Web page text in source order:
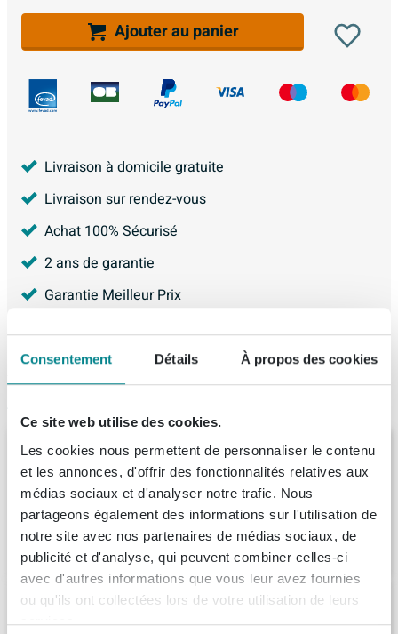
Consentement Détails À propos des cookies
Ce site web utilise des cookies.
Les cookies nous permettent de personnaliser le contenu
et les annonces, d'offrir des fonctionnalités relatives aux
médias sociaux et d'analyser notre trafic. Nous
partageons également des informations sur l'utilisation de
notre site avec nos partenaires de médias sociaux, de
publicité et d'analyse, qui peuvent combiner celles-ci
avec d'autres informations que vous leur avez fournies
ou qu'ils ont collectées lors de votre utilisation de leurs
services.
Ajouter au panier
Livraison à domicile gratuite
Livraison sur rendez-vous
Achat 100% Sécurisé
2 ans de garantie
Garantie Meilleur Prix
MONDIAZ NOBLE Baignoire autoportante -
180x75cm - couleur Rosee / Rosee
Livraison:9 - 10 semaines
3.465,-
Arcqua Ica Baignoire îlot 170x80cm mat